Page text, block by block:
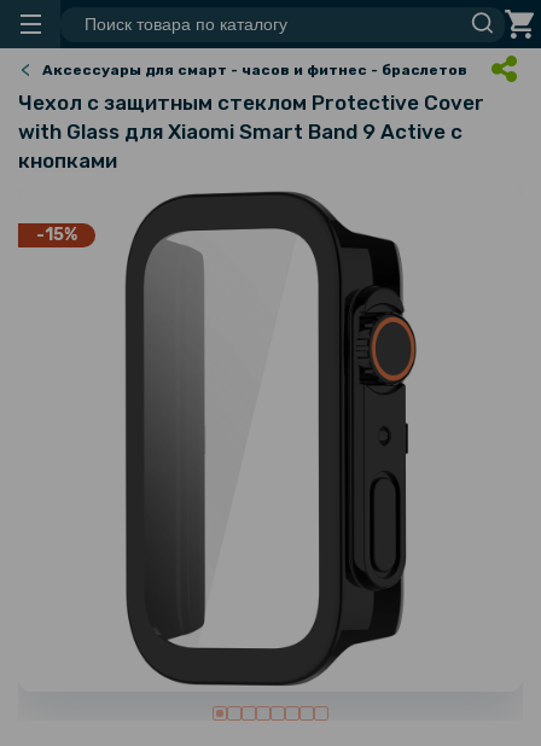
Аксессуары для смарт - часов и фитнес - браслетов
Чехол с защитным стеклом Protective Cover
with Glass для Xiaomi Smart Band 9 Active с
кнопками
-15%